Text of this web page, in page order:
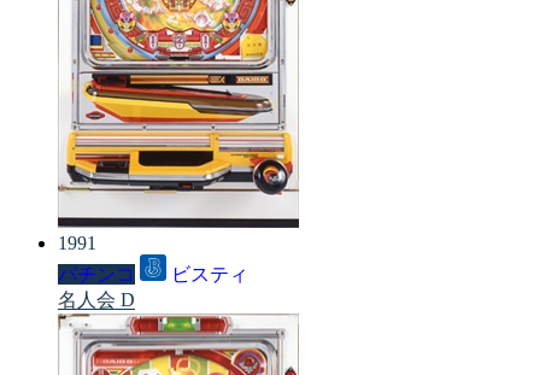
1991
パチンコ
ビスティ
名人会 D